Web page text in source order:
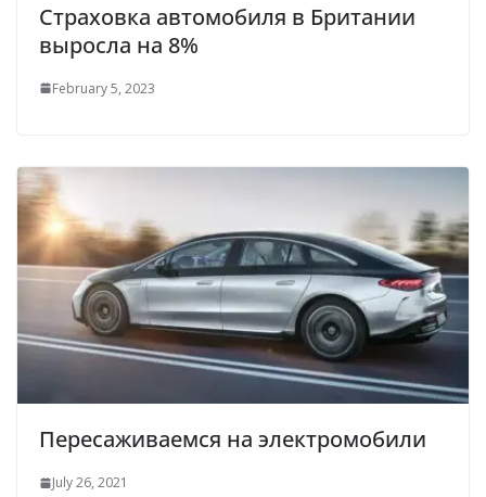
Страховка автомобиля в Британии
выросла на 8%
February 5, 2023
Пересаживаемся на электромобили
July 26, 2021